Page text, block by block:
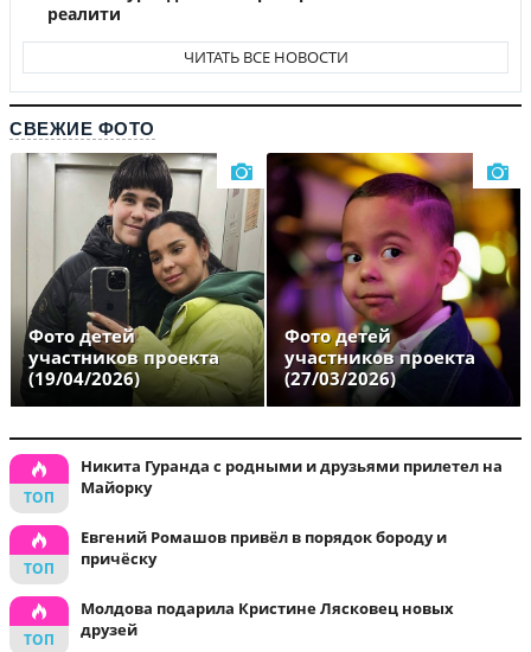
реалити
ЧИТАТЬ ВСЕ НОВОСТИ
СВЕЖИЕ ФОТО
Фото детей
участников проекта
(19/04/2026)
Фото детей
участников проекта
(27/03/2026)
Никита Гуранда с родными и друзьями прилетел на
Майорку
Евгений Ромашов привёл в порядок бороду и
причёску
Молдова подарила Кристине Лясковец новых
друзей